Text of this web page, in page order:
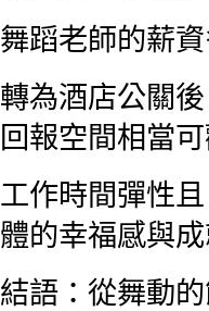
舞蹈老師的薪
轉為酒店公關
回報空間相當
工作時間彈性
體的幸福感與
結語：從舞動